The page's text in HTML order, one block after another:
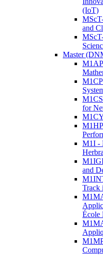
(IoT)
and
Master
for
M1I -
and
Track
École